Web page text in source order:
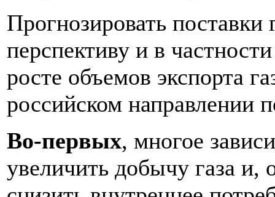
Прогнозировать поставки
перспективу и в
росте объемов экспорта
российском направлении
Во-первых, многое
увеличить добычу газа и,